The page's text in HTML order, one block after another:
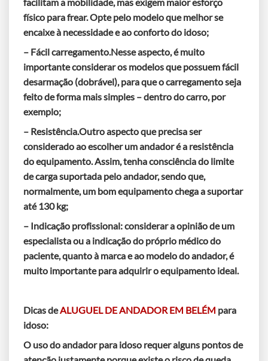
físico para frear. Opte pelo modelo que melhor se
encaixe à necessidade e ao conforto do idoso;
– Fácil carregamento.Nesse aspecto, é muito
importante considerar os modelos que possuem fácil
desarmação (dobrável), para que o carregamento seja
feito de forma mais simples – dentro do carro, por
exemplo;
– Resistência.Outro aspecto que precisa ser
considerado ao escolher um andador é a resistência
do equipamento. Assim, tenha consciência do limite
de carga suportada pelo andador, sendo que,
normalmente, um bom equipamento chega a suportar
até 130 kg;
– Indicação profissional: considerar a opinião de um
especialista ou a indicação do próprio médico do
paciente, quanto à marca e ao modelo do andador, é
muito importante para adquirir o equipamento ideal.
Dicas deALUGUEL DE ANDADOR EM BELÉM para
idoso:
O uso do andador para idoso requer alguns pontos de